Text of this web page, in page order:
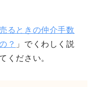
るときの仲介手数
？ 」でくわしく説
ください。